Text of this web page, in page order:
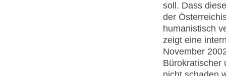
soll. Dass
der
humanistisch
zeigt eine
November
Bürokratischer